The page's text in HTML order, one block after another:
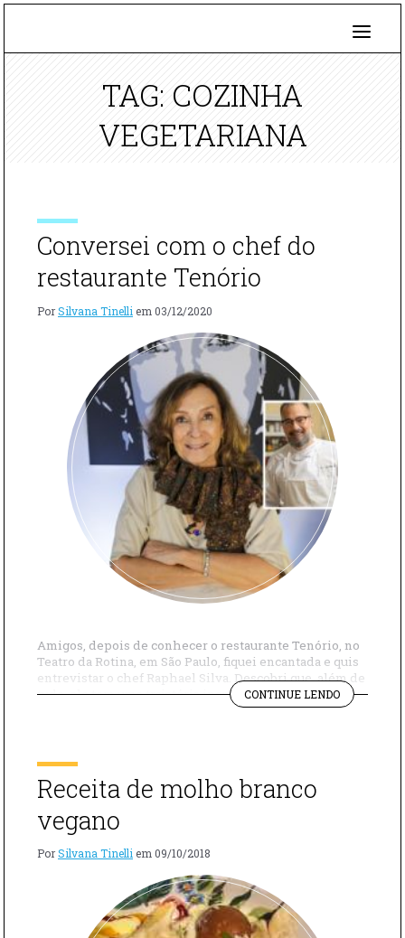
TAG: COZINHA
VEGETARIANA
Conversei com o chef do
restaurante Tenório
PorSilvana Tinelli em 03/12/2020
Amigos, depois de conhecer o restaurante Tenório, no
Teatro da Rotina, em São Paulo, fiquei encantada e quis
entrevistar o chef Raphael Silva. Descobri que, além de
tudo, ele tem uma trajetória incrível. Raphael era um
bem-sucedido executivo de bancos e, numa “crise de
CONTINUE LENDO
COM
Receita de molho branco
vegano
PorSilvana Tinelli em 09/10/2018